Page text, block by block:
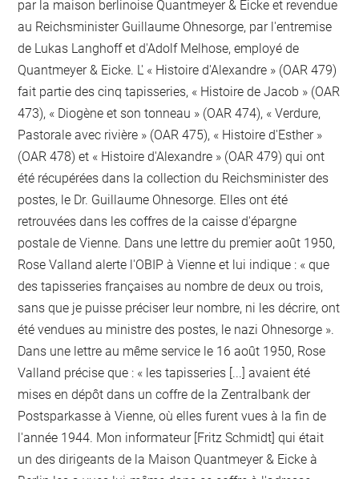
par la maison berlinoise Quantmeyer & Eicke et revendue
au Reichsminister Guillaume Ohnesorge, par l'entremise
de Lukas Langhoff et d'Adolf Melhose, employé de
Quantmeyer & Eicke. L' « Histoire d'Alexandre » (OAR 479)
fait partie des cinq tapisseries, « Histoire de Jacob » (OAR
473), « Diogène et son tonneau » (OAR 474), « Verdure,
Pastorale avec rivière » (OAR 475), « Histoire d'Esther »
(OAR 478) et « Histoire d'Alexandre » (OAR 479) qui ont
été récupérées dans la collection du Reichsminister des
postes, le Dr. Guillaume Ohnesorge. Elles ont été
retrouvées dans les coffres de la caisse d'épargne
postale de Vienne. Dans une lettre du premier août 1950,
Rose Valland alerte l'OBIP à Vienne et lui indique : « que
des tapisseries françaises au nombre de deux ou trois,
sans que je puisse préciser leur nombre, ni les décrire, ont
été vendues au ministre des postes, le nazi Ohnesorge ».
Dans une lettre au même service le 16 août 1950, Rose
Valland précise que : « les tapisseries [...] avaient été
mises en dépôt dans un coffre de la Zentralbank der
Postsparkasse à Vienne, où elles furent vues à la fin de
l'année 1944. Mon informateur [Fritz Schmidt] qui était
un des dirigeants de la Maison Quantmeyer & Eicke à